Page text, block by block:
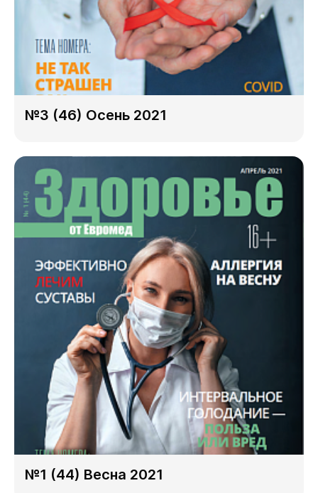
№3 (46) Осень 2021
№1 (44) Весна 2021